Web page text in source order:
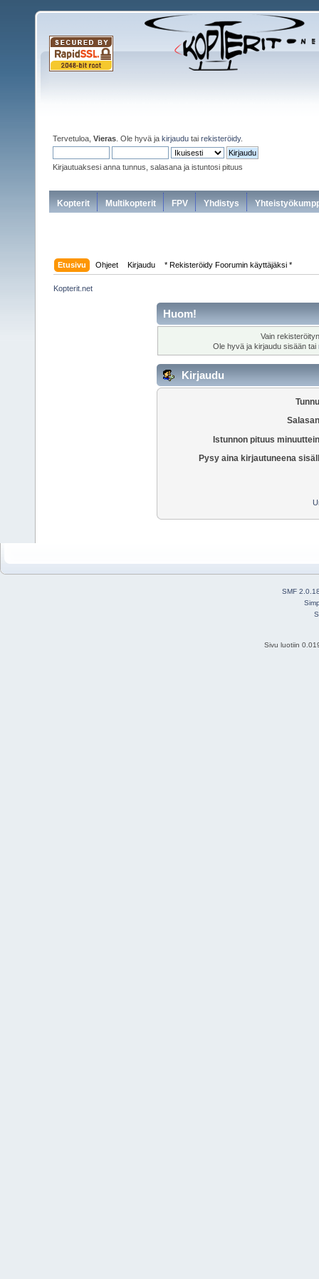
Tervetuloa, Vieras . Ole hyvä ja kirjaudu tai rekisteröidy.
Kirjautuaksesi anna tunnus, salasana ja istuntosi pituus
Kopterit Multikopterit FPV Yhdistys
Etusivu Ohjeet Kirjaudu * Rekisteröidy Foorumin käyttäjäksi *
Kopterit.net
Huom!
Vain
Ole hyvä ja kirjaudu sisään tai
Kirjaudu
Istunnon pituus
Pysy aina kirjautuneena
SMF
Sivu luotiin